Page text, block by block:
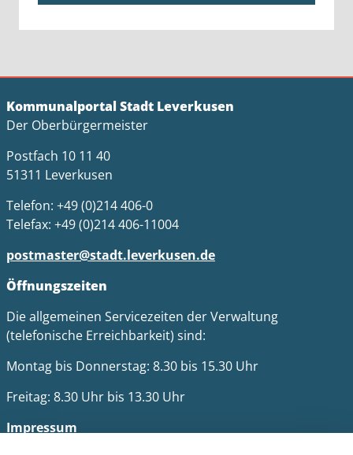
Kommunalportal Stadt Leverkusen
Der Oberbürgermeister
Postfach 10 11 40
51311 Leverkusen
Telefon: +49 (0)214 406-0
Telefax: +49 (0)214 406-11004
postmaster@stadt.leverkusen.de
Öffnungszeiten
Die allgemeinen Servicezeiten der Verwaltung
(telefonische Erreichbarkeit) sind:
Montag bis Donnerstag: 8.30 bis 15.30 Uhr
Freitag: 8.30 Uhr bis 13.30 Uhr
Impressum